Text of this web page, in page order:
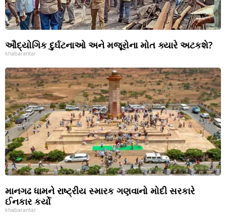
ઔદ્યોગિક દુર્ઘટનાઓ અને મજૂરોના મોત ક્યારે અટકશે?
khabarantar
માનગઢ ધામને રાષ્ટ્રીય સ્મારક ગણવાનો મોદી સરકારે
ઈનકાર કર્યો
khabarantar